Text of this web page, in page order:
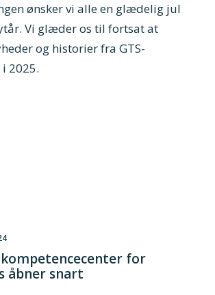
ønsker vi alle en glædelig jul
Vi glæder os til fortsat at
og historier fra GTS-
2025.
for
åbner snart